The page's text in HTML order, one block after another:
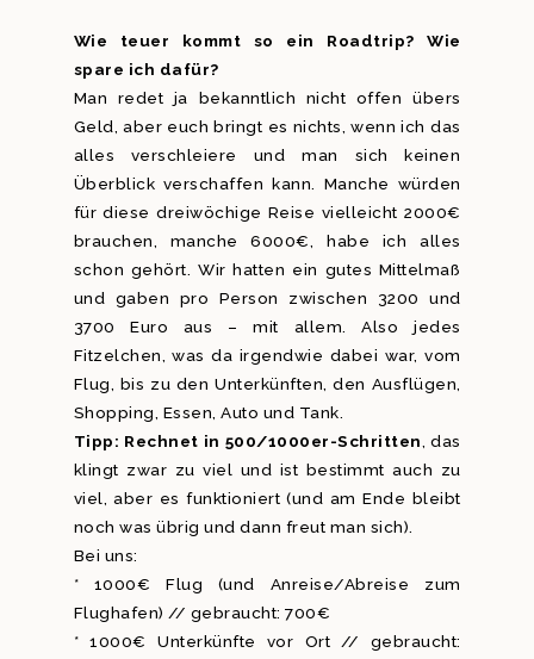
Wie teuer kommt so ein Roadtrip? Wie
spare ich dafür?
Man redet ja bekanntlich nicht offen übers
Geld, aber euch bringt es nichts, wenn ich das
alles verschleiere und man sich keinen
Überblick verschaffen kann. Manche würden
für diese dreiwöchige Reise vielleicht 2000€
brauchen, manche 6000€, habe ich alles
schon gehört. Wir hatten ein gutes Mittelmaß
und gaben pro Person zwischen 3200 und
3700 Euro aus – mit allem. Also jedes
Fitzelchen, was da irgendwie dabei war, vom
Flug, bis zu den Unterkünften, den Ausflügen,
Shopping, Essen, Auto und Tank.
Tipp: Rechnet in 500/1000er-Schritten, das
klingt zwar zu viel und ist bestimmt auch zu
viel, aber es funktioniert (und am Ende bleibt
noch was übrig und dann freut man sich).
Bei uns:
* 1000€ Flug (und Anreise/Abreise zum
Flughafen) // gebraucht: 700€
* 1000€ Unterkünfte vor Ort // gebraucht: